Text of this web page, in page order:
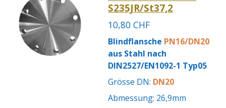
S235JR/St37,2
10,80 CHF
Blindflansche PN16/DN20
aus Stahl nach
DIN2527/EN1092-1 Typ05
Grösse DN: DN20
Abmessung: 26,9mm